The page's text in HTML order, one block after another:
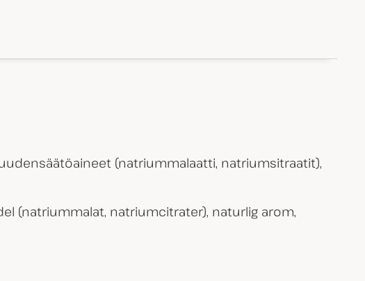
(natriummalaatti, natriumsitraatit),
(natriummalat, natriumcitrater), naturlig arom,